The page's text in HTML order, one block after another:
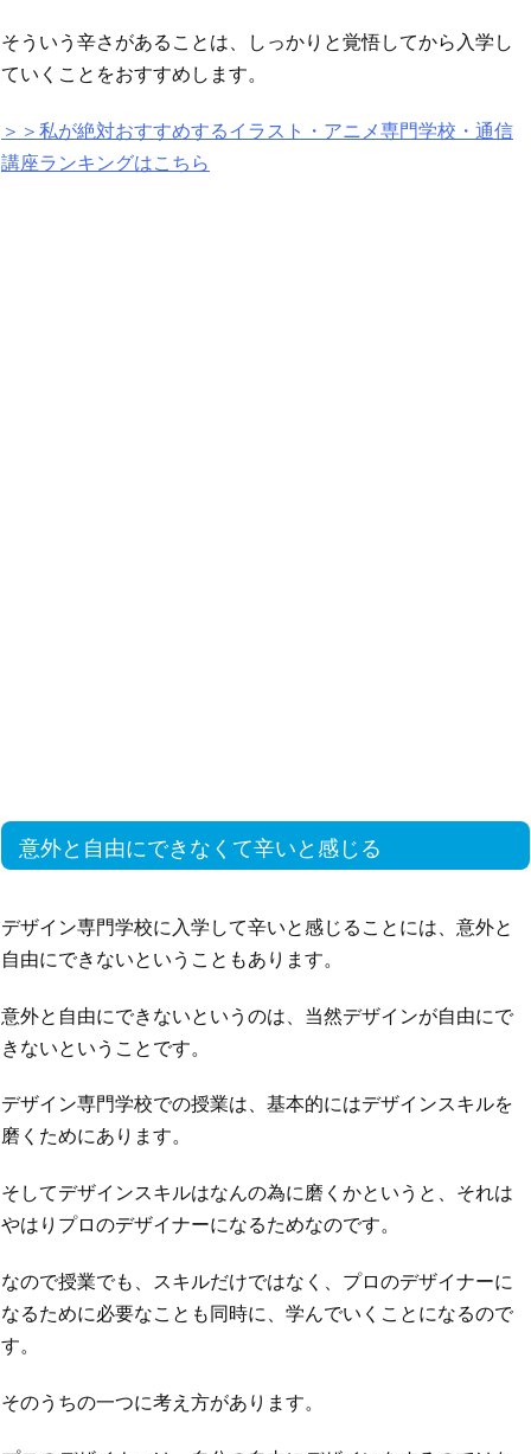
そういう辛さがあることは、しっかりと覚悟してから入学し
ていくことをおすすめします。
＞＞私が絶対おすすめするイラスト・アニメ専門学校・通信
講座ランキングはこちら
意外と自由にできなくて辛いと感じる
デザイン専門学校に入学して辛いと感じることには、意外と
自由にできないということもあります。
意外と自由にできないというのは、当然デザインが自由にで
きないということです。
デザイン専門学校での授業は、基本的にはデザインスキルを
磨くためにあります。
そしてデザインスキルはなんの為に磨くかというと、それは
やはりプロのデザイナーになるためなのです。
なので授業でも、スキルだけではなく、プロのデザイナーに
なるために必要なことも同時に、学んでいくことになるので
す。
そのうちの一つに考え方があります。